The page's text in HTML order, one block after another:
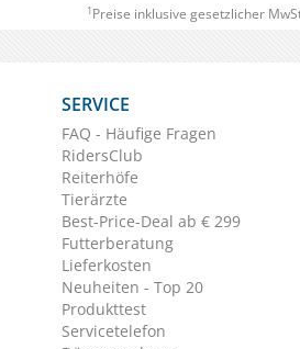
1 Preise inklusive gesetzlicher
SERVICE
FAQ - Häufige Fragen
RidersClub
Reiterhöfe
Tierärzte
Best-Price-Deal ab € 299
Futterberatung
Lieferkosten
Neuheiten - Top 20
Produkttest
Servicetelefon